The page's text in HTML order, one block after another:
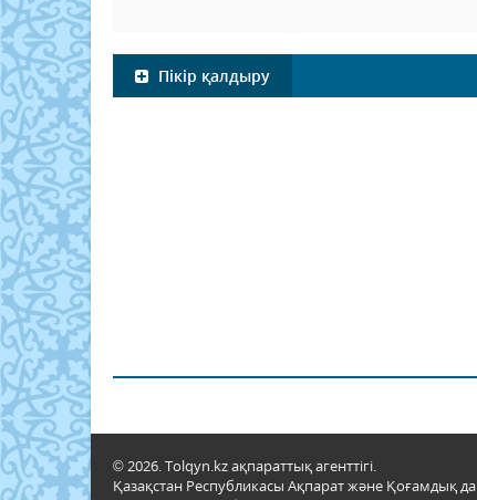
Пікір қалдыру
© 2026. Tolqyn.kz ақпараттық агенттігі.
Қазақстан Республикасы Ақпарат және Қоғамдық